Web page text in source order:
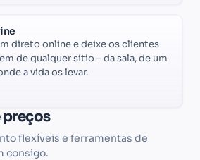
direto online e deixe os clientes
de qualquer sítio – da sala, de um
a vida os levar.
preços
flexíveis e ferramentas de
consigo.